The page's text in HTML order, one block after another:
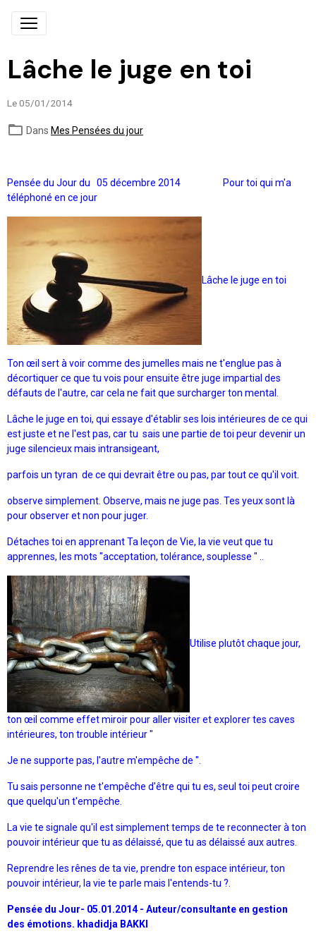
Lâche le juge en toi
Le 05/01/2014
Dans Mes Pensées du jour
Pensée du Jour du 05 décembre 2014
Pour toi qui m'a
téléphoné en ce jour
Lâche le juge en toi
Ton œil sert à voir comme des jumelles mais ne t'englue pas à
décortiquer ce que tu vois pour ensuite être juge impartial des
défauts de l'autre, car cela ne fait que surcharger ton mental.
Lâche le juge en toi, qui essaye d'établir ses lois intérieures de ce qui
est juste et ne l'est pas, car tu sais une partie de toi peur devenir un
juge silencieux mais intransigeant,
parfois un tyran de ce qui devrait être ou pas, par tout ce qu'il voit.
observe simplement. Observe, mais ne juge pas. Tes yeux sont là
pour observer et non pour juger.
Détaches toi en apprenant Ta leçon de Vie, la vie veut que tu
apprennes, les mots "acceptation, tolérance, souplesse " ..
Utilise plutôt chaque jour,
ton œil comme effet miroir pour aller visiter et explorer tes caves
intérieures, ton trouble intérieur "
Je ne supporte pas, l'autre m'empêche de ".
Tu sais personne ne t'empêche d'être qui tu es, seul toi peut croire
que quelqu'un t'empêche.
La vie te signale qu'il est simplement temps de te reconnecter à ton
pouvoir intérieur que tu as délaissé, que tu as délaissé aux autres.
Reprendre les rênes de ta vie, prendre ton espace intérieur, ton
pouvoir intérieur, la vie te parle mais l'entends-tu ?.
Pensée du Jour- 05.01.2014 - Auteur/consultante en gestion
des émotions. khadidja BAKKI